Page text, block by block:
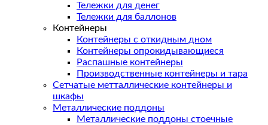
Тележки для денег
Тележки для баллонов
Контейнеры
Контейнеры с откидным дном
Контейнеры опрокидывающиеся
Распашные контейнеры
Производственные контейнеры и тара
Сетчатые метталлические контейнеры и
шкафы
Металлические поддоны
Металлические поддоны стоечные